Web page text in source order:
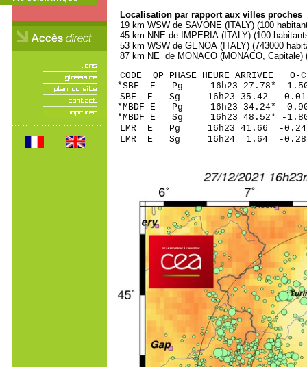
Localisation par rapport aux villes proches
19 km WSW de SAVONE (ITALY) (100
45 km NNE de IMPERIA (ITALY) (100
53 km WSW de GENOA (ITALY) (743000
87 km NE de MONACO (MONACO, Capitale)
CODE QP PHASE HEURE
*SBF E Pg 16h23
SBF E Sg 16h23 35.42
*MBDF E Pg 16h23
*MBDF E Sg 16h23
LMR E Pg 16h23
LMR E Sg 16h24 1.64 -